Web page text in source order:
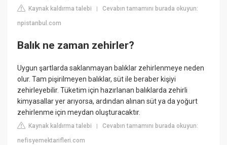
Kaynak kaldırma talebi |Cevabın tamamını burada okuyun:
npistanbul.com
Balık ne zaman zehirler?
Uygun şartlarda saklanmayan balıklar zehirlenmeye neden
olur. Tam pişirilmeyen balıklar, süt ile beraber kişiyi
zehirleyebilir. Tüketim için hazırlanan balıklarda zehirli
kimyasallar yer arıyorsa, ardından alınan süt ya da yoğurt
zehirlenme için meydan oluşturacaktır.
Kaynak kaldırma talebi |Cevabın tamamını burada okuyun:
nefisyemektarifleri.com